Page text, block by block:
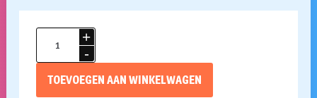
Cowboyhoed
Blaze
aantal
TOEVOEGEN AAN WINKELWAGEN